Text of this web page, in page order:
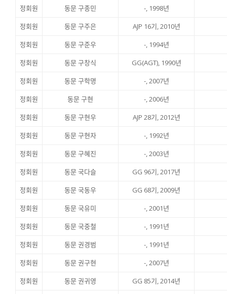
정회원
동문 구종민
-, 1998년
정회원
동문 구주은
AJP 16기, 2010년
정회원
동문 구준우
-, 1994년
정회원
동문 구창식
GG(AGT), 1990년
정회원
동문 구학명
-, 2007년
정회원
동문 구현
-, 2006년
정회원
동문 구현우
AJP 28기, 2012년
정회원
동문 구현자
-, 1992년
정회원
동문 구혜진
-, 2003년
정회원
동문 국다슬
GG 96기, 2017년
정회원
동문 국동우
GG 68기, 2009년
정회원
동문 국유미
-, 2001년
정회원
동문 국중철
-, 1991년
정회원
동문 권경범
-, 1991년
정회원
동문 권구현
-, 2007년
정회원
동문 권귀영
GG 85기, 2014년